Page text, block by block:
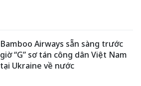
Bamboo Airways sẵn sàng trước
giờ “G” sơ tán công dân Việt Nam
tại Ukraine về nước